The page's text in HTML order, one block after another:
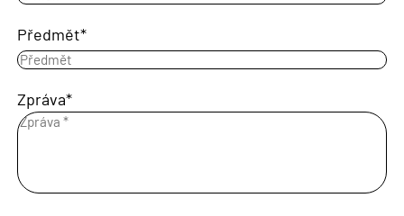
Předmět
Zpráva